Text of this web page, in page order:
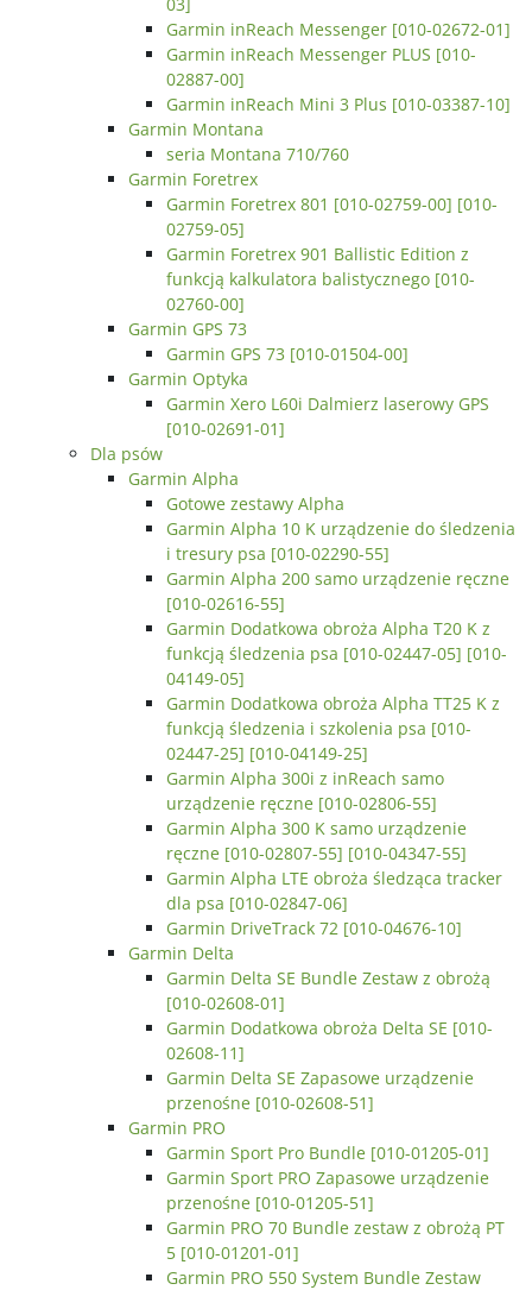
Garmin inReach Messenger [010-02672-01]
Garmin inReach Messenger PLUS [010-
02887-00]
Garmin inReach Mini 3 Plus [010-03387-10]
Garmin Montana
seria Montana 710/760
Garmin Foretrex
Garmin Foretrex 801 [010-02759-00] [010-
02759-05]
Garmin Foretrex 901 Ballistic Edition z
funkcją kalkulatora balistycznego [010-
02760-00]
Garmin GPS 73
Garmin GPS 73 [010-01504-00]
Garmin Optyka
Garmin Xero L60i Dalmierz laserowy GPS
[010-02691-01]
Dla psów
Garmin Alpha
Gotowe zestawy Alpha
Garmin Alpha 10 K urządzenie do śledzenia
i tresury psa [010-02290-55]
Garmin Alpha 200 samo urządzenie ręczne
[010-02616-55]
Garmin Dodatkowa obroża Alpha T20 K z
funkcją śledzenia psa [010-02447-05] [010-
04149-05]
Garmin Dodatkowa obroża Alpha TT25 K z
funkcją śledzenia i szkolenia psa [010-
02447-25] [010-04149-25]
Garmin Alpha 300i z inReach samo
urządzenie ręczne [010-02806-55]
Garmin Alpha 300 K samo urządzenie
ręczne [010-02807-55] [010-04347-55]
Garmin Alpha LTE obroża śledząca tracker
dla psa [010-02847-06]
Garmin DriveTrack 72 [010-04676-10]
Garmin Delta
Garmin Delta SE Bundle Zestaw z obrożą
[010-02608-01]
Garmin Dodatkowa obroża Delta SE [010-
02608-11]
Garmin Delta SE Zapasowe urządzenie
przenośne [010-02608-51]
Garmin PRO
Garmin Sport Pro Bundle [010-01205-01]
Garmin Sport PRO Zapasowe urządzenie
przenośne [010-01205-51]
Garmin PRO 70 Bundle zestaw z obrożą PT
5 [010-01201-01]
Garmin PRO 550 System Bundle Zestaw